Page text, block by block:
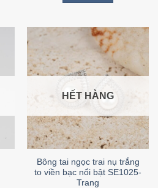
HẾT HÀNG
Bông tai ngọc trai nụ trắng
to viền bạc nổi bật SE1025-
Trang